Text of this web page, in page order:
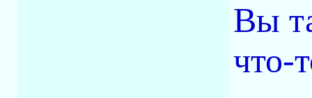
Вы
что-